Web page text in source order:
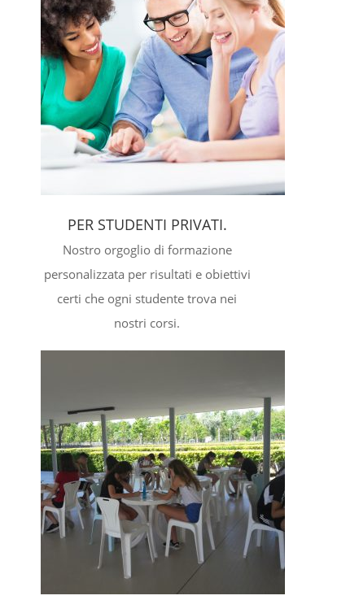
PER STUDENTI PRIVATI.
Nostro orgoglio di formazione
personalizzata per risultati e obiettivi
certi che ogni studente trova nei
nostri corsi.